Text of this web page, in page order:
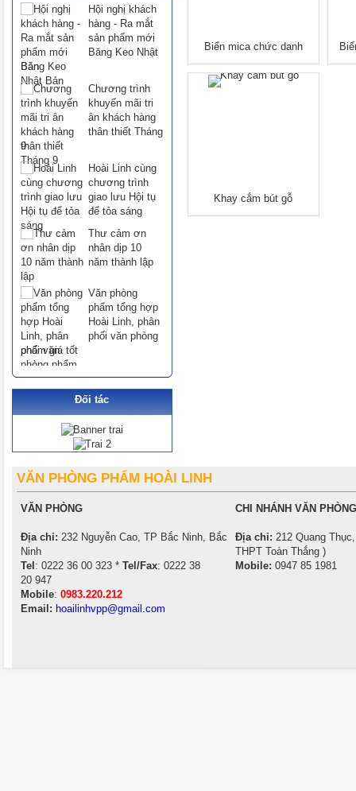
Hội nghị khách
hàng - Ra mắt
sản phẩm mới
Băng Keo Nhật
Bản
Chương trình
khuyến mãi tri
ân khách hàng
thân thiết Tháng
9
Hoài Linh cùng
chương trình
giao lưu Hội tụ
để tỏa sáng
Thư cảm ơn
nhân dịp 10
năm thành lập
Văn phòng
phẩm tổng hợp
Hoài Linh, phân
phối văn phòng
phẩm giá tốt
Đối tác
Biển mica chức danh
Khay cắm bút gỗ
VĂN PHÒNG PHẨM HOÀI LINH
VĂN PHÒNG
Địa chỉ: 232 Nguyễn Cao, TP Bắc Ninh, Bắc
Ninh
Tel : 0222 36 00 323 * Tel/Fax: 0222 38
20 947
Mobile: 0983.220.212
Email: hoailinhvpp@gmail.com
CHI NHÁNH VĂN
Địa chỉ: 212 Quang
THPT Toàn Thắng )
Mobile: 0947 85 1981